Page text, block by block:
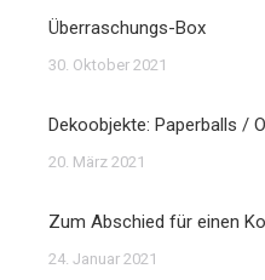
Überraschungs-Box
30. Oktober 2021
Dekoobjekte: Paperballs /
20. März 2021
Zum Abschied für einen
24. Januar 2021